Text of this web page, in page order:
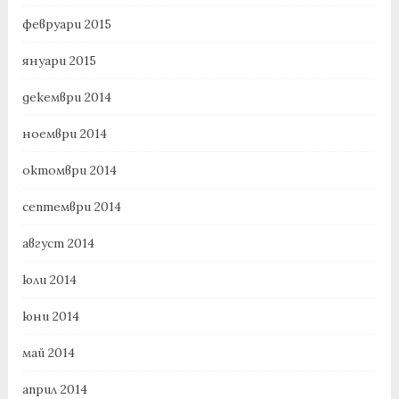
февруари 2015
януари 2015
декември 2014
ноември 2014
октомври 2014
септември 2014
август 2014
юли 2014
юни 2014
май 2014
април 2014